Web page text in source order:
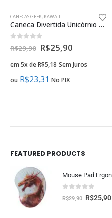
CANECAS GEEK, KAWAII
Caneca Divertida Unicórnio Nuvens Presente Geek
fora de 5
R$29,90 R$25,90
em 5x deR$5,18 Sem Juros
ou R$23,31 No PIX
FEATURED PRODUCTS
fora de 5
R$29,90 R$25,90